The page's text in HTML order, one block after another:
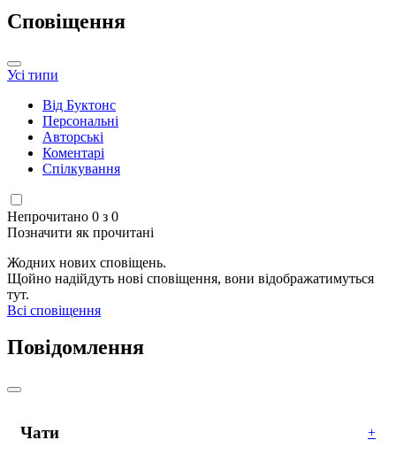
Сповіщення
Усі типи
Від Буктонс
Персональні
Авторські
Коментарі
Спілкування
Непрочитано 0 з 0
Позначити як прочитані
Жодних нових сповіщень.
Щойно надійдуть нові сповіщення, вони відображатимуться
тут.
Всі сповіщення
Повідомлення
Чати +